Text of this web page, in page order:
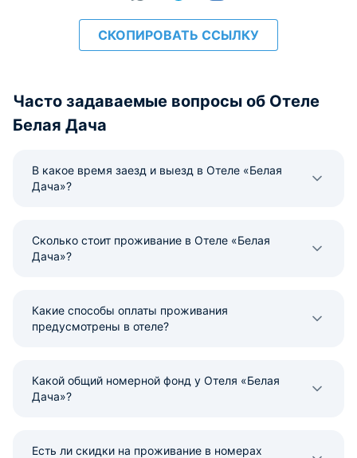
СКОПИРОВАТЬ ССЫЛКУ
Часто задаваемые вопросы об Отеле
Белая Дача
В какое время заезд и выезд в Отеле «Белая
Дача»?
Сколько стоит проживание в Отеле «Белая
Дача»?
Какие способы оплаты проживания
предусмотрены в отеле?
Какой общий номерной фонд у Отеля «Белая
Дача»?
Есть ли скидки на проживание в номерах